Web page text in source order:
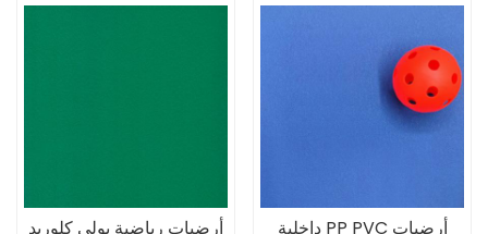
أرضيات رياضية بولي كلوريد
أرضيات PP PVC داخلية